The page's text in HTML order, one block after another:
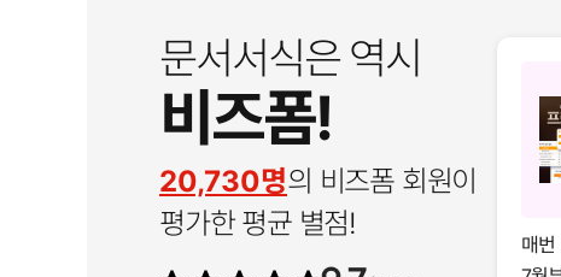
문서서식은 역시
비즈폼!
20,730명의 비즈폼 회원이
평가한 평균 별점!
매